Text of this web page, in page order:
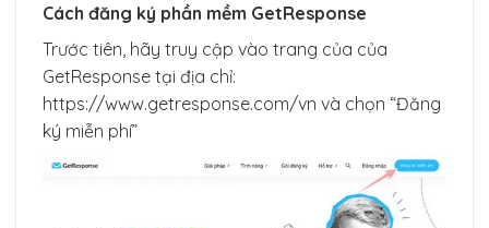
Cách đăng ký phần mềm GetResponse
Trước tiên, hãy truy cập vào trang của của
GetResponse tại địa chỉ:
https://www.getresponse.com/vn và chọn “Đăng
ký miễn phí”